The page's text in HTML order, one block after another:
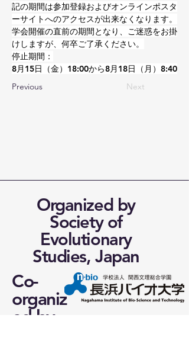
記の期間は参加登録およびオンラインポスタ
ーサイトへのアクセスが出来なくなります。
学会開催の直前の期間となり、ご迷惑をお掛
けしますが、何卒ご了承ください。
停止期間：
8月15日（金）18:00から8月18日（月）8:40
Previous
Next
Organized by
Society of
Evolutionary
Studies, Japan
Co-
organiz
ed by